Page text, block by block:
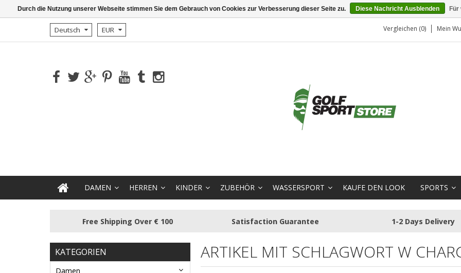
Deutsch EUR Vergleichen (0) Mein
DAMEN HERREN KINDER ZUBEHÖR WASSERSPORT KAUFE DEN LOOK SPORTS
Free Shipping Over € 100 Satisfaction Guarantee 1-2 Days Delivery
KATEGORIEN
Damen
ARTIKEL MIT SCHLAGWORT W
Durch die Nutzung unserer Webseite stimmen Sie dem Gebrauch von Cookies zur Verbesserung dieser Seite zu. Diese Nachricht Ausblenden